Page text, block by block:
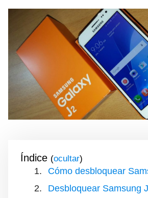
Índice ( )
Cómo desbloquear
Desbloquear Samsung